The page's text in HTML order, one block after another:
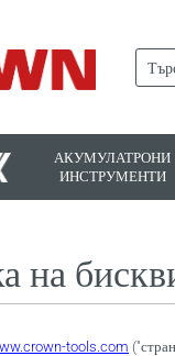
АКУМУЛАТРОНИ
ИНСТРУМЕНТИ
на
tools.com